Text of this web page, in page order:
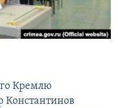
Кремлю